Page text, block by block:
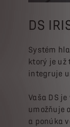
DS
Systém
ktorý je
integruje
Vaša DS
umožňuje
a ponúka